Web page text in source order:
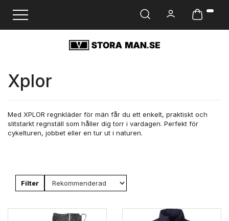
Ändra navigering
Xplor
Med XPLOR regnkläder för män får du ett enkelt, praktiskt och
slitstarkt regnställ som håller dig torr i vardagen. Perfekt för
cykelturen, jobbet eller en tur ut i naturen.
Filter